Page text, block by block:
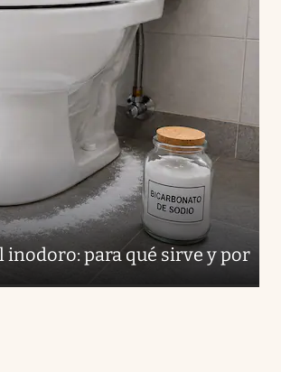
para qué sirve y por